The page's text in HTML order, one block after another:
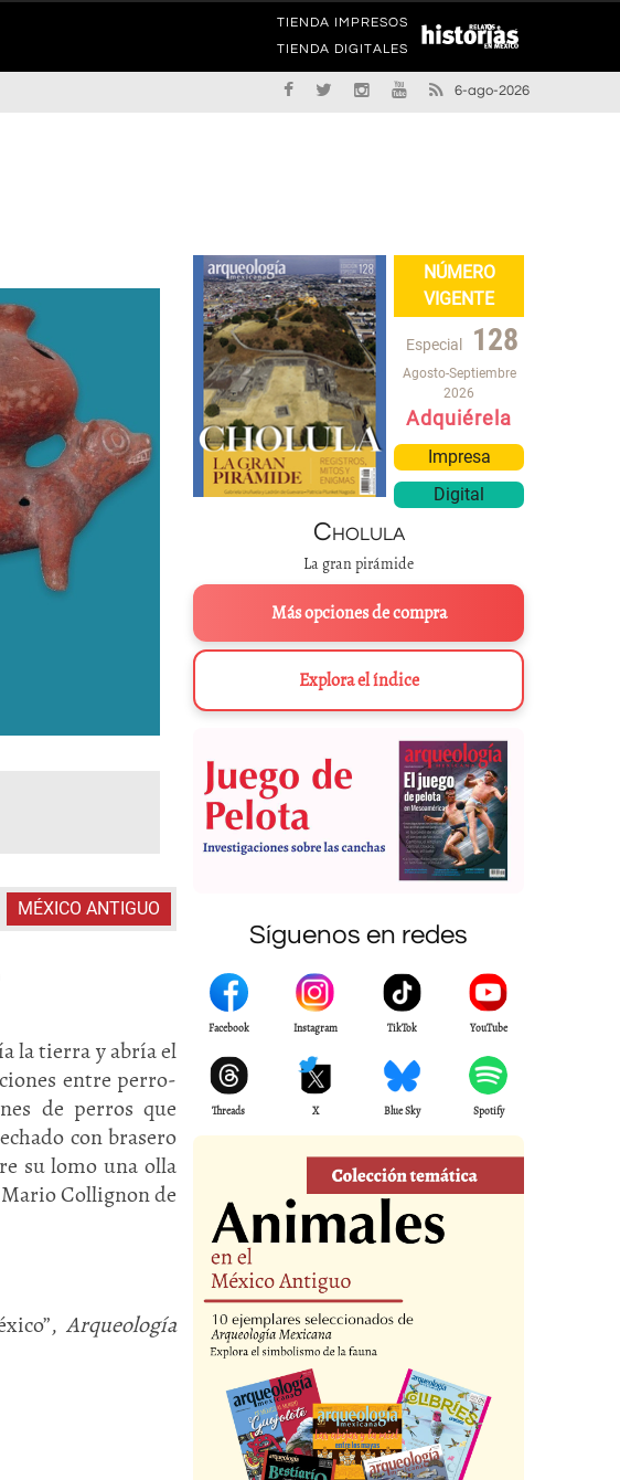
TIENDA IMPRESOS
TIENDA DIGITALES
6-ago-2026
MÉXICO ANTIGUO
la tierra y abría el
entre perro-
de perros que
con brasero
su lomo una olla
Collignon de
Arqueología
NÚMERO
VIGENTE
Especial 128
Agosto-Septiembre
2026
Adquiérela
Impresa
Digital
Cholula
La gran pirámide
Más opciones de compra
Explora el índice
Síguenos en redes
Facebook Instagram TikTok YouTube
Threads X Blue Sky Spotify